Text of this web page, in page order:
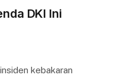
DKI Ini
kebakaran